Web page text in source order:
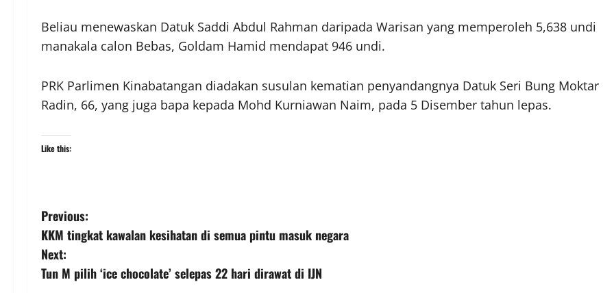
Beliau menewaskan Datuk Saddi Abdul Rahman daripada Warisan yang memperoleh 5,638 undi
manakala calon Bebas, Goldam Hamid mendapat 946 undi.
PRK Parlimen Kinabatangan diadakan susulan kematian penyandangnya Datuk Seri Bung Moktar
Radin, 66, yang juga bapa kepada Mohd Kurniawan Naim, pada 5 Disember tahun lepas.
Like this:
Previous:
KKM tingkat kawalan kesihatan di semua pintu masuk negara
Next:
Tun M pilih ‘ice chocolate’ selepas 22 hari dirawat di IJN